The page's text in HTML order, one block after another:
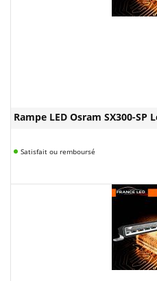
Rampe LED Osram SX300-
Satisfait ou remboursé